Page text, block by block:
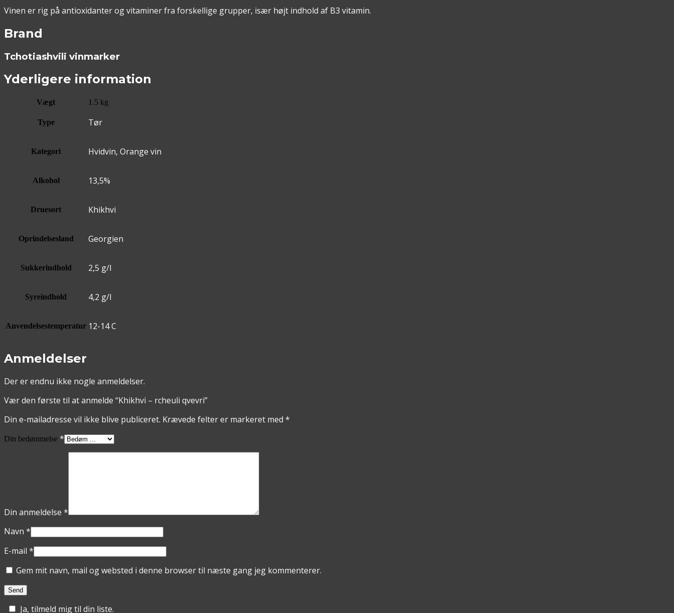
Vinen er rig på antioxidanter og vitaminer fra forskellige grupper, især højt indhold af B3 vitamin.
Brand
Tchotiashvili vinmarker
Yderligere information
Vægt 1.5 kg
Type Tør
Kategori Hvidvin, Orange vin
Alkohol 13,5%
Druesort Khikhvi
Oprindelsesland Georgien
Sukkerindhold 2,5 g/l
Syreindhold 4,2 g/l
Anvendelsestemperatur 12-14 C
Anmeldelser
Der er endnu ikke nogle anmeldelser.
Vær den første til at anmelde “Khikhvi – rcheuli qvevri”
Din e-mailadresse vil ikke blive publiceret. Krævede felter er markeret med *
Din bedømmelse *
Din anmeldelse *
Navn *
E-mail *
Gem mit navn, mail og websted i denne browser til næste gang jeg kommenterer.
Ja, tilmeld mig til din liste.